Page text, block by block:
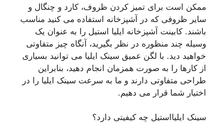
ممکن است برای تمیز کردن ظروف، کارد و چنگال و
سایر ظروفی که در آشپزخانه استفاده می کنید مناسب
باشند. کابینت آشپزخانه ایلیا استیل را به عنوان یک
وسیله چند منظوره در نظر بگیرید، آنگاه چیز متفاوتی
خواهید دید. با لگن عمیق سینک ایلیا می توانید بسیاری
از کارها را به صورت همزمان انجام دهید، بنابراین
طراحی متفاوتی دارند و ما به سرعت سینک ایلیا را در
اختیار شما قرار می دهیم.
سینک ایلیااستیل چه کیفیتی دارد؟